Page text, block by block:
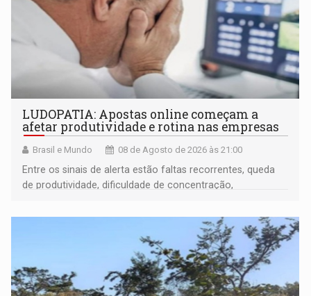
LUDOPATIA: Apostas online começam a
afetar produtividade e rotina nas empresas
Brasil e Mundo 08 de Agosto de 2026 às 21:00
Entre os sinais de alerta estão faltas recorrentes, queda
de produtividade, dificuldade de concentração,